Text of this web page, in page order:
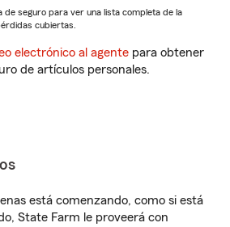
de seguro para ver una lista completa de la
cubiertas.
electrónico al agente para obtener
de artículos personales.
está comenzando, como si está
State Farm le proveerá con